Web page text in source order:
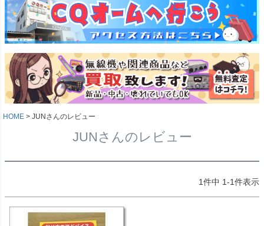
HOME JUNさんのレビュー
JUNさんのレビュー
1件中 1-1件表示